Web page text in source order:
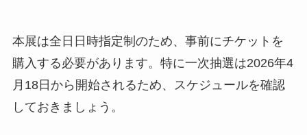
本展は全日日時指定制のため、事前にチケットを
購入する必要があります。特に一次抽選は2026年4
月18日から開始されるため、スケジュールを確認
しておきましょう。